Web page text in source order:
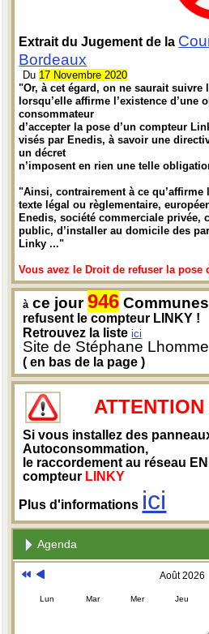
Extrait du Jugement de la
Bordeaux
Du 17 Novembre 2020
"Or, à cet égard, on ne saurait suivre
lorsqu’elle affirme l’existence
consommateur
d’accepter la pose d’un compteur
visés par Enedis, à savoir une
un décret
n’imposent en rien une telle
"Ainsi, contrairement à ce qu’affirme
texte légal ou règlementaire,
Enedis, société commerciale privée,
public, d’installer au domicile des
Linky ..."
Vous avez le Droit de refuser la pose
à ce jour946 Communes
refusent le compteur LINKY !
Retrouvez la listeici
Site de Stéphane Lhomme
( en bas de la page )
ATTENTION
Si vous installez des
Autoconsommation,
le raccordement au réseau
compteur LINKY
Plus d'informations ici
Agenda
Août 2026
Lun Mar Mer Jeu